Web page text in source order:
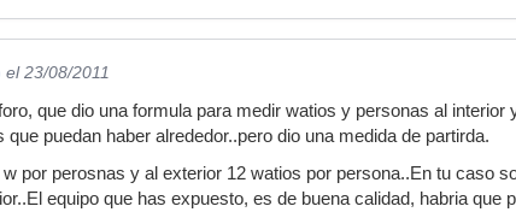
el 23/08/2011
que dio una formula para medir watios y personas al interior
puedan haber alrededor..pero dio una medida de partirda.
w por perosnas y al exterior 12 watios por persona..En tu caso
equipo que has expuesto, es de buena calidad, habria que